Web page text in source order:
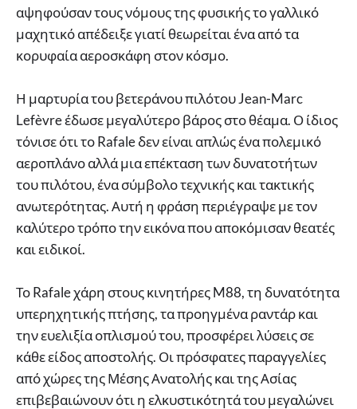
αψηφούσαν τους νόμους της φυσικής το γαλλικό
μαχητικό απέδειξε γιατί θεωρείται ένα από τα
κορυφαία αεροσκάφη στον κόσμο.
Η μαρτυρία του βετεράνου πιλότου Jean-Marc
Lefèvre έδωσε μεγαλύτερο βάρος στο θέαμα. Ο ίδιος
τόνισε ότι το Rafale δεν είναι απλώς ένα πολεμικό
αεροπλάνο αλλά μια επέκταση των δυνατοτήτων
του πιλότου, ένα σύμβολο τεχνικής και τακτικής
ανωτερότητας. Αυτή η φράση περιέγραψε με τον
καλύτερο τρόπο την εικόνα που αποκόμισαν θεατές
και ειδικοί.
Το Rafale χάρη στους κινητήρες M88, τη δυνατότητα
υπερηχητικής πτήσης, τα προηγμένα ραντάρ και
την ευελιξία οπλισμού του, προσφέρει λύσεις σε
κάθε είδος αποστολής. Οι πρόσφατες παραγγελίες
από χώρες της Μέσης Ανατολής και της Ασίας
επιβεβαιώνουν ότι η ελκυστικότητά του μεγαλώνει